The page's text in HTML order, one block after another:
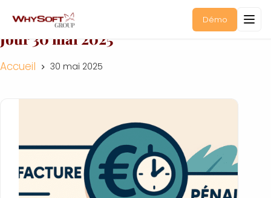
Démo
Jour30 mai 2025
Accueil 30 mai 2025